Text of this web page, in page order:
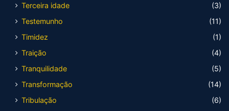
Terceira idade
(3)
Testemunho
(11)
Timidez
(1)
Traição
(4)
Tranquilidade
(5)
Transformação
(14)
Tribulação
(6)